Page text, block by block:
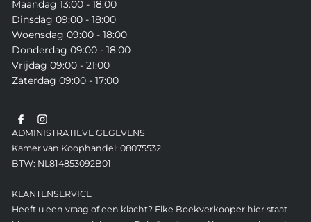
Maandag 13:00 - 18:00
Dinsdag 09:00 - 18:00
Woensdag 09:00 - 18:00
Donderdag 09:00 - 18:00
Vrijdag 09:00 - 21:00
Zaterdag 09:00 - 17:00
ADMINISTRATIEVE GEGEVENS
Kamer van Koophandel: 08075532
BTW: NL814853092B01
KLANTENSERVICE
Heeft u een vraag of een klacht? Elke Boekverkooper hier staat